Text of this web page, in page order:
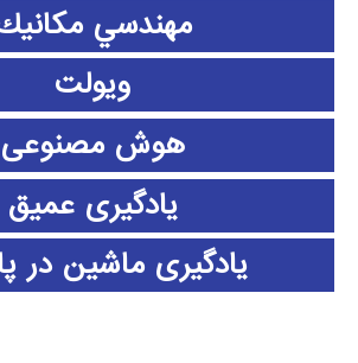
مهندسي
ویولت
هوش مصنوعی
یادگیری عمیق
یادگیری ماشین در